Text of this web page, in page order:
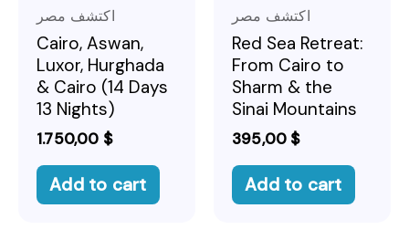
اكتشف مصر
Cairo, Aswan,
Luxor, Hurghada
& Cairo (14 Days
13 Nights)
1.750,00 $
Add to cart
اكتشف مصر
Red Sea Retreat:
From Cairo to
Sharm & the
Sinai Mountains
395,00 $
Add to cart